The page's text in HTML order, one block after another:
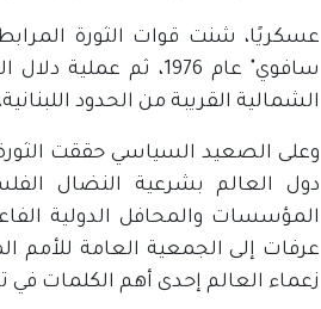
عسكريًا، شنت قوات الثورة
الشمالية القريبة من الحدود
وعلى الصعيد السياسي حققت
دول العالم بشرعية النضال
عرفات إلى الجمعية العامة للأمم
زعماء العالم إحدى أهم الكلمات في